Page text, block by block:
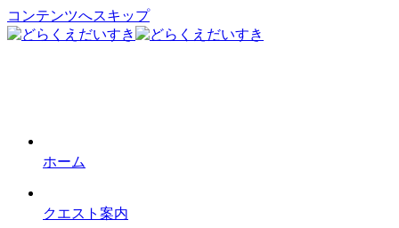
コンテンツへスキップ
ホーム
クエスト案内